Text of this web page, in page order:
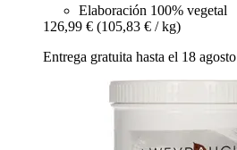
Elaboración 100% vegetal
126,99 € (105,83 € / kg)
Entrega gratuita hasta el 18 agosto